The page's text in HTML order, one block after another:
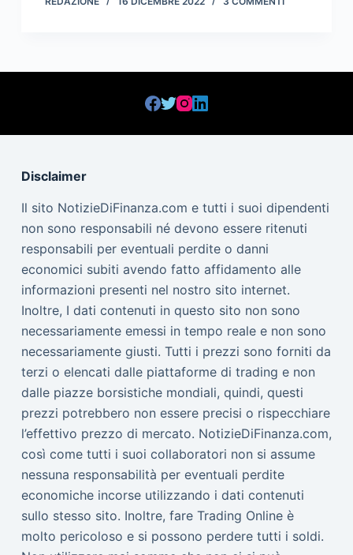
Disclaimer
Il sito NotizieDiFinanza.com e tutti i suoi dipendenti
non sono responsabili né devono essere ritenuti
responsabili per eventuali perdite o danni
economici subiti avendo fatto affidamento alle
informazioni presenti nel nostro sito internet.
Inoltre, I dati contenuti in questo sito non sono
necessariamente emessi in tempo reale e non sono
necessariamente giusti. Tutti i prezzi sono forniti da
terzi o elencati dalle piattaforme di trading e non
dalle piazze borsistiche mondiali, quindi, questi
prezzi potrebbero non essere precisi o rispecchiare
l’effettivo prezzo di mercato. NotizieDiFinanza.com,
così come tutti i suoi collaboratori non si assume
nessuna responsabilità per eventuali perdite
economiche incorse utilizzando i dati contenuti
sullo stesso sito. Inoltre, fare Trading Online è
molto pericoloso e si possono perdere tutti i soldi.